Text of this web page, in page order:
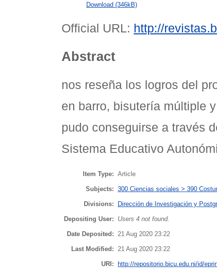
Download (346kB)
Official URL: http://
Abstract
nos reseña los logros del
en barro, bisutería múltiple
pudo conseguirse a través
Sistema Educativo
Item Type: Article
Subjects: 300 Ciencias sociales > 390
Divisions: Dirección de Investigación y
Depositing User: Users 4 not found.
Date Deposited: 21 Aug 2020 23:22
Last Modified: 21 Aug 2020 23:22
URI: http://repositorio.bicu.edu.ni/id/